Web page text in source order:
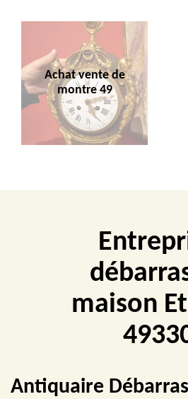
Achat vente de
montre 49
maison
Antiquaire